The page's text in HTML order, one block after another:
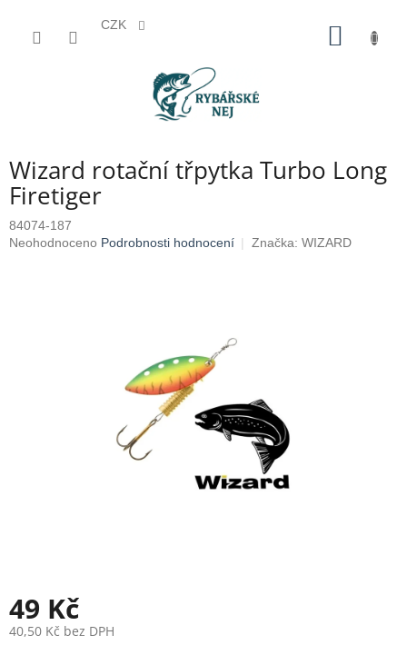
CZK
Wizard rotační třpytka Turbo Long
Firetiger
84074-187
Průměrné
Neohodnoceno Podrobnosti hodnocení Značka: WIZARD
49 Kč
40,50 Kč bez DPH